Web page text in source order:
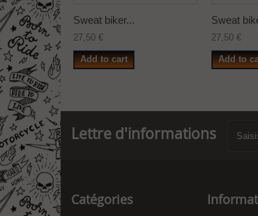
Sweat biker...
27,50 €
Add to cart
Sweat
27,50 €
Add to
Lettre d'informations
Catégories